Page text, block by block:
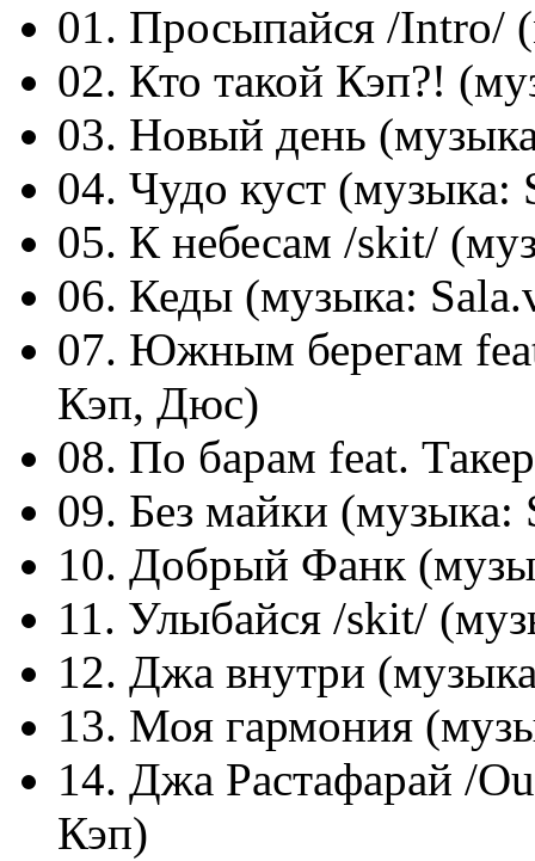
01. Просыпайся /Intro/
02. Кто такой Кэп?!
03. Новый день
04. Чудо куст (музыка:
05. К небесам /skit/
06. Кеды (музыка:
07. Южным берегам
Кэп, Дюс)
08. По барам feat.
09. Без майки (музыка:
10. Добрый Фанк
11. Улыбайся /skit/
12. Джа внутри
13. Моя гармония
14. Джа Растафарай /
Кэп)